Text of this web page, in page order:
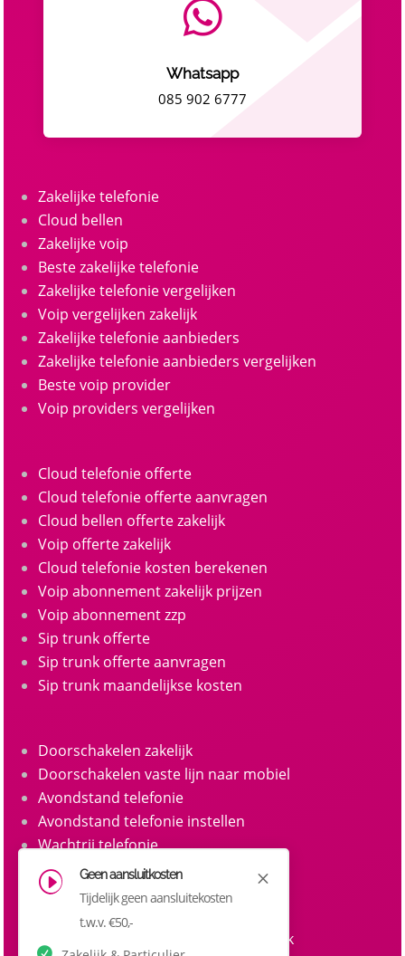

Whatsapp
085 902 6777
Zakelijke telefonie
Cloud bellen
Zakelijke voip
Beste zakelijke telefonie
Zakelijke telefonie vergelijken
Voip vergelijken zakelijk
Zakelijke telefonie aanbieders
Zakelijke telefonie aanbieders vergelijken
Beste voip provider
Voip providers vergelijken
Cloud telefonie offerte
Cloud telefonie offerte aanvragen
Cloud bellen offerte zakelijk
Voip offerte zakelijk
Cloud telefonie kosten berekenen
Voip abonnement zakelijk prijzen
Voip abonnement zzp
Sip trunk offerte
Sip trunk offerte aanvragen
Sip trunk maandelijkse kosten
Doorschakelen zakelijk
Doorschakelen vaste lijn naar mobiel
Avondstand telefonie
Avondstand telefonie instellen
Wachtrij telefonie
Call queue telefonie
Belgroepen
Belgroep instellen zakelijke telefonie
Doorkiesnummers aanvragen zakelijk
M
I Geen aansluitkosten
Tijdelijk geen aansluitekosten
t.w.v. €50,-